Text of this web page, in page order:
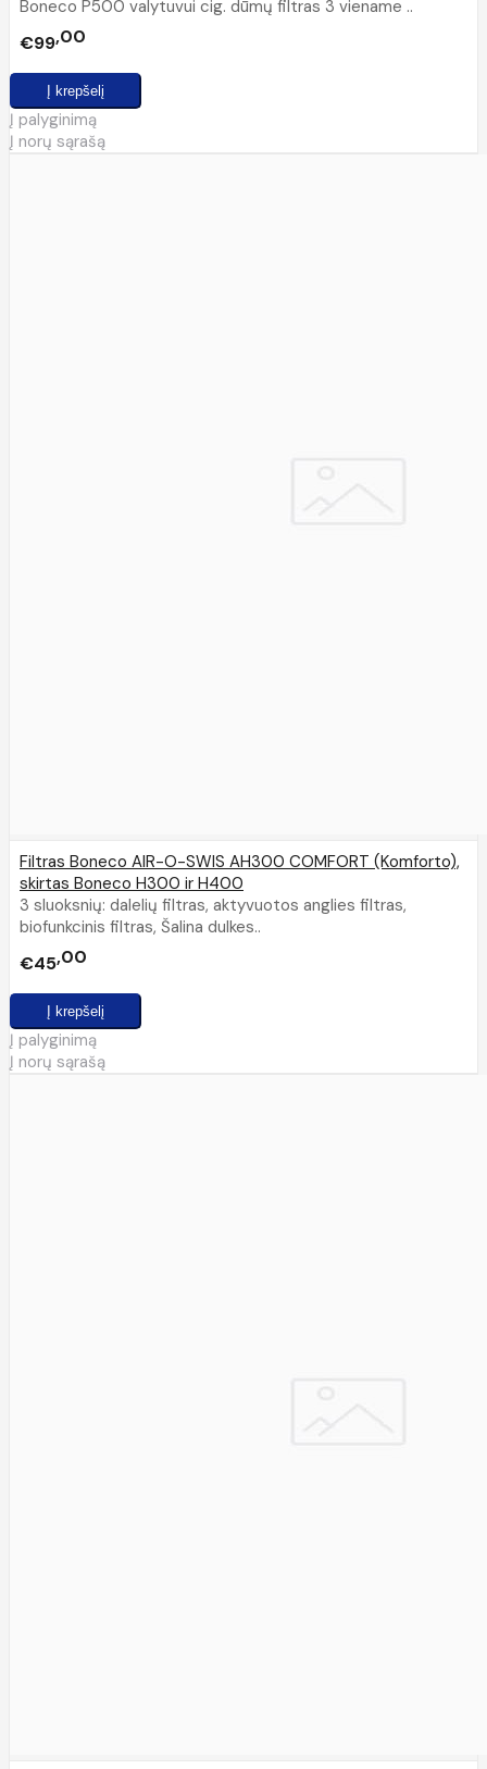
Boneco P500 valytuvui cig. dūmų filtras 3 viename ..
€99 00
Į palyginimą
Į norų sąrašą
Filtras Boneco AIR-O-SWIS AH300 COMFORT (Komforto),
skirtas Boneco H300 ir H400
3 sluoksnių: dalelių filtras, aktyvuotos anglies filtras,
biofunkcinis filtras, Šalina dulkes..
€45 00
Į palyginimą
Į norų sąrašą